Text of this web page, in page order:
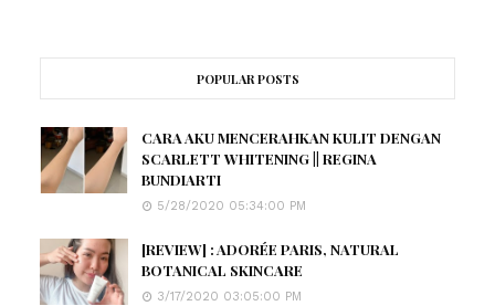
POPULAR POSTS
CARA AKU MENCERAHKAN KULIT DENGAN
SCARLETT WHITENING || REGINA
BUNDIARTI
5/28/2020 05:34:00 PM
[REVIEW] : ADORÉE PARIS, NATURAL
BOTANICAL SKINCARE
3/17/2020 03:05:00 PM